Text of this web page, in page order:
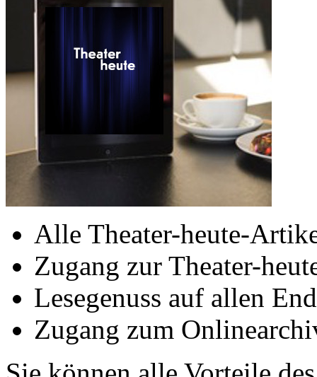
Alle Theater-heute-
Zugang zur Theater-
Lesegenuss auf allen
Zugang zum